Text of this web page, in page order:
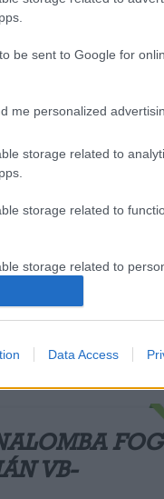
be sent to Google for
me personalized
storage related to
storage related to
storage related to
storage related to
Data Access
hell, we are Leeds - ezzel a
Galata elleni 2000-es BL-
gera zoltán fenerbahce vb-selejtező
FOG
VB-